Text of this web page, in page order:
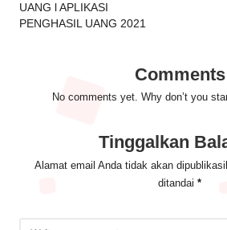
UANG l APLIKASI
PENGHASIL UANG 2021
Comments
No comments yet. Why don’t you
Tinggalkan
Alamat email Anda tidak akan
ditandai *